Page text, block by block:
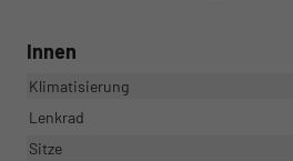
Innen
Klimatisierung
Lenkrad
Sitze